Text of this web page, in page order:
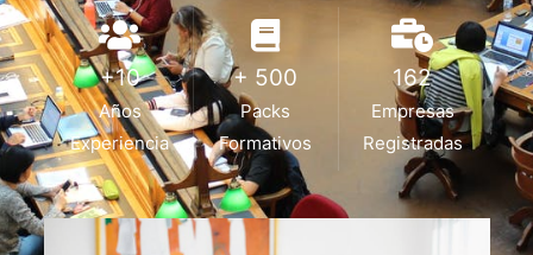
+10
Años
Experiencia
+ 500
Packs
Formativos
162
Empresas
Registradas